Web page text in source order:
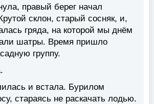
правый берег начал
склон, старый сосняк, и,
гряда, на которой мы днём
шатры. Время пришло
группу.
и встала. Бурилом
стараясь не раскачать лодью.